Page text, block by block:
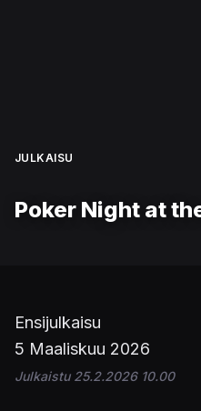
JULKAISU
Poker Night at
Ensijulkaisu
5 Maaliskuu 2026
Julkaistu 25.2.2026 10.00